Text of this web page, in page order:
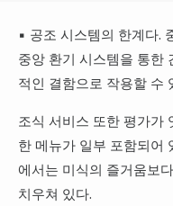
▪ 공조 시스템의 한계다.
중앙 환기 시스템을 통한
적인 결함으로 작용할 수
조식 서비스 또한 평가가
한 메뉴가 일부 포함되어
에서는 미식의 즐거움보
치우쳐 있다.